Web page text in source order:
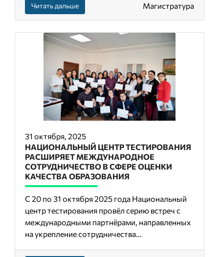
Читать дальше Магистратура
31 октября, 2025
НАЦИОНАЛЬНЫЙ ЦЕНТР ТЕСТИРОВАНИЯ
РАСШИРЯЕТ МЕЖДУНАРОДНОЕ
СОТРУДНИЧЕСТВО В СФЕРЕ ОЦЕНКИ
КАЧЕСТВА ОБРАЗОВАНИЯ
С 20 по 31 октября 2025 года Национальный
центр тестирования провёл серию встреч с
международными партнёрами, направленных
на укрепление сотрудничества...